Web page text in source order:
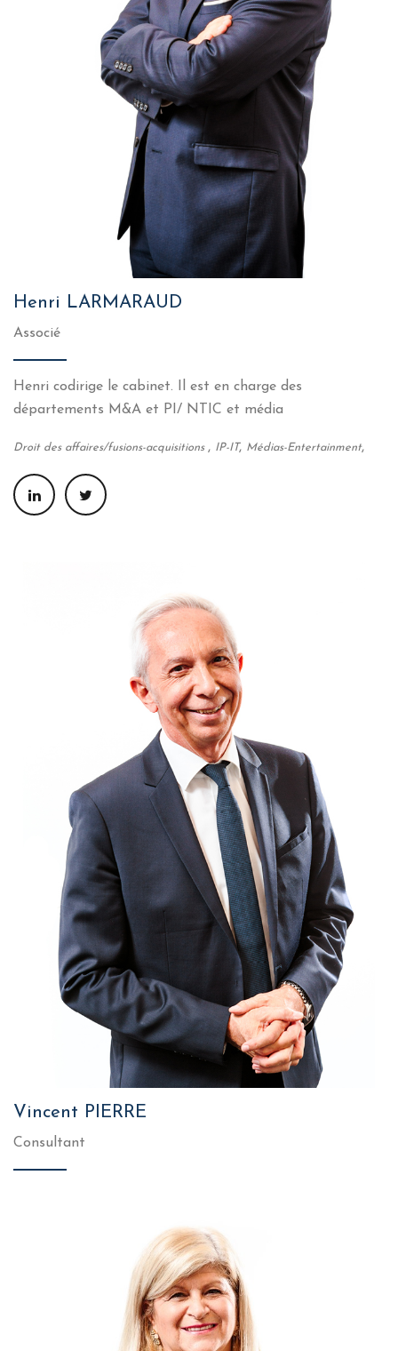
Henri LARMARAUD
Associé
Henri codirige le cabinet. Il est en charge des
départements M&A et PI/ NTIC et média
Droit des affaires/fusions-acquisitions , IP-IT, Médias-Entertainment,
Vincent PIERRE
Consultant